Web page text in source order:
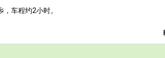
，车程约2小时。